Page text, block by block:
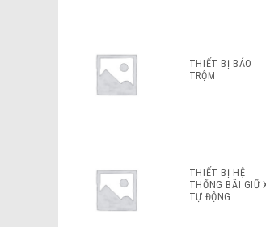
THIẾT BỊ BÁO
TRỘM
THIẾT BỊ HỆ
THỐNG BÃI GIỮ
TỰ ĐỘNG